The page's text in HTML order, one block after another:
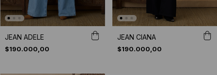
JEAN ADELE
$190.000,00
JEAN CIANA
$190.000,00